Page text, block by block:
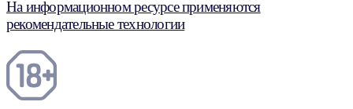
На информационном ресурсе применяются
рекомендательные технологии